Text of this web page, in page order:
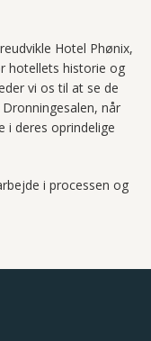
Hotel Phønix,
hotellets historie og
vi os til at se de
når
i deres oprindelige
i processen og